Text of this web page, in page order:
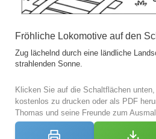
Fröhliche Lokomotive auf den
Zug lächelnd durch eine ländliche
strahlenden Sonne.
Klicken Sie auf die Schaltflächen
kostenlos zu drucken oder als PDF
Thomas und seine Freunde zum